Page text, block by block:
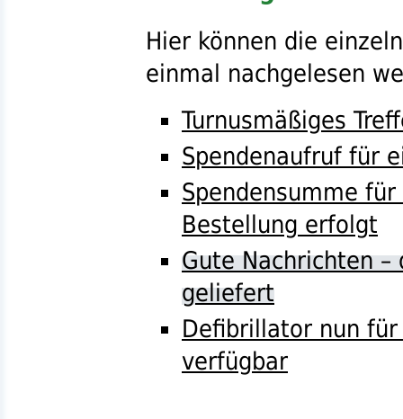
Hier können die
einmal nachgelesen
Turnusmäßiges
Spendenaufruf für
Spendensumme
Bestellung erfolgt
Gute Nachrichten
geliefert
Defibrillator nun
verfügbar